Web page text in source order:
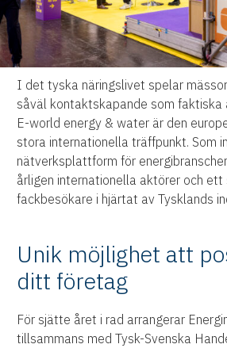
I det tyska näringslivet spelar
såväl kontaktskapande som faktiska
E-world energy & water är den
stora internationella träffpunkt. Som
nätverksplattform för
årligen internationella aktörer och
fackbesökare i hjärtat av Tysklands
Unik möjlighet att
ditt företag
För sjätte året i rad arrangerar
tillsammans med Tysk-Svenska